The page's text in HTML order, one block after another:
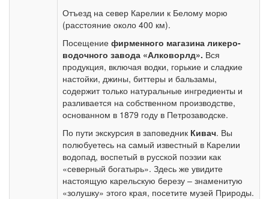
Отъезд на север Карелии к Белому морю
(расстояние около 400 км).
Посещение фирменного магазина ликеро-
водочного завода «Алковорлд». Вся
продукция, включая водки, горькие и сладкие
настойки, джины, биттеры и бальзамы,
содержит только натуральные ингредиенты и
разливается на собственном производстве,
основанном в 1879 году в Петрозаводске.
По пути экскурсия в заповедник Кивач. Вы
полюбуетесь на самый известный в Карелии
водопад, воспетый в русской поэзии как
«северный богатырь». Здесь же увидите
настоящую карельскую березу – знаменитую
«золушку» этого края, посетите музей Природы.